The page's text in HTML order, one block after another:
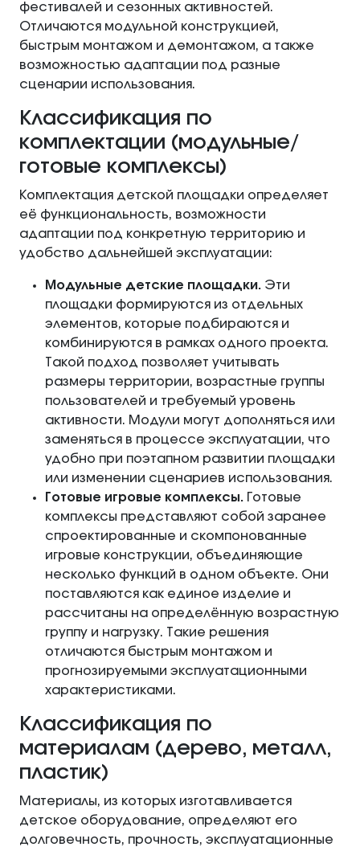
фестивалей и сезонных активностей.
Отличаются модульной конструкцией,
быстрым монтажом и демонтажом, а также
возможностью адаптации под разные
сценарии использования.
Классификация по
комплектации (модульные/
готовые комплексы)
Комплектация детской площадки определяет
её функциональность, возможности
адаптации под конкретную территорию и
удобство дальнейшей эксплуатации:
Модульные детские площадки. Эти
площадки формируются из отдельных
элементов, которые подбираются и
комбинируются в рамках одного проекта.
Такой подход позволяет учитывать
размеры территории, возрастные группы
пользователей и требуемый уровень
активности. Модули могут дополняться или
заменяться в процессе эксплуатации, что
удобно при поэтапном развитии площадки
или изменении сценариев использования.
Готовые игровые комплексы. Готовые
комплексы представляют собой заранее
спроектированные и скомпонованные
игровые конструкции, объединяющие
несколько функций в одном объекте. Они
поставляются как единое изделие и
рассчитаны на определённую возрастную
группу и нагрузку. Такие решения
отличаются быстрым монтажом и
прогнозируемыми эксплуатационными
характеристиками.
Классификация по
материалам (дерево, металл,
пластик)
Материалы, из которых изготавливается
детское оборудование, определяют его
долговечность, прочность, эксплуатационные